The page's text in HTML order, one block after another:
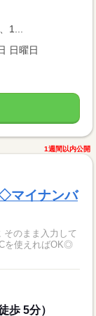
1...
日曜日
1週間以内公開
マイナンバ
を使えればOK◎
歩 5分）